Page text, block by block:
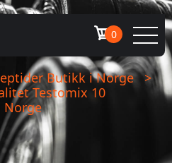
0
Butikk i Norge >
Testomix 10
Norge